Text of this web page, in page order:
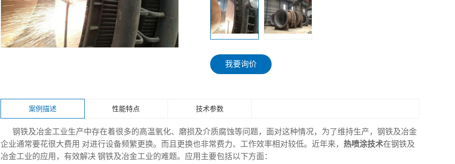
我要询价
案例描述 性能特点 技术参数
钢铁及冶金工业生产中存在着很多的高温氧化、磨损及介质腐蚀等问题，面对这种情况，为了维持生产，钢铁及冶金
企业通常要花很大费用 对进行设备频繁更换。而且更换也非常费力、工作效率相对较低。近年来， 热喷涂技术在钢铁及
冶金工业的应用，有效解决 钢铁及冶金工业的难题。应用主要包括以下方面：